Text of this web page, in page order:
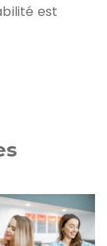
est